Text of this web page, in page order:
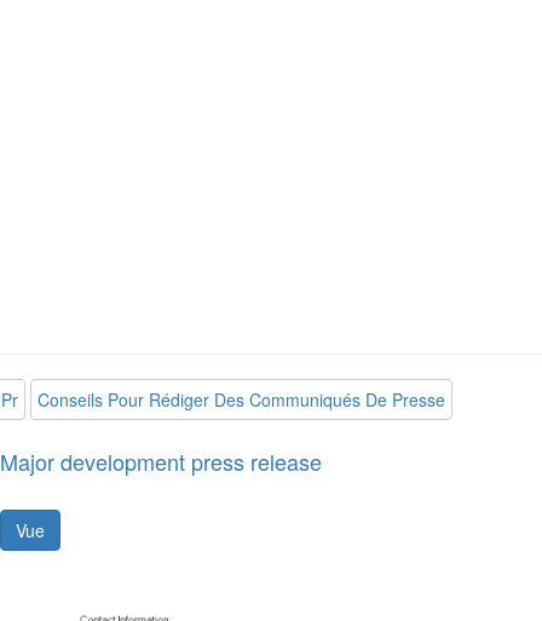
Pr Conseils Pour Rédiger Des Communiqués De Presse
Major development press release
Vue